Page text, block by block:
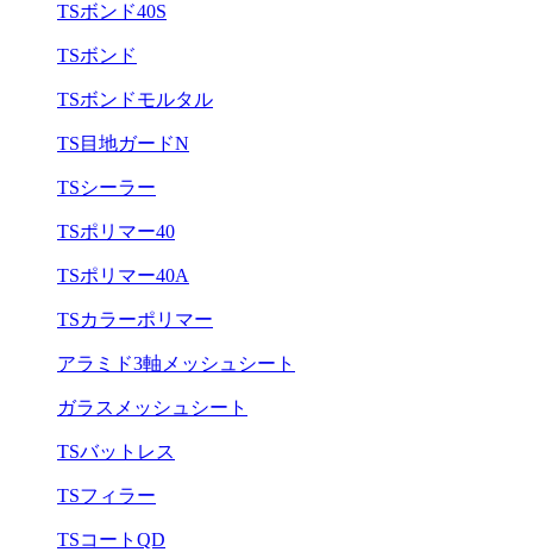
TSボンド40S
TSボンド
TSボンドモルタル
TS目地ガードN
TSシーラー
TSポリマー40
TSポリマー40A
TSカラーポリマー
アラミド3軸メッシュシート
ガラスメッシュシート
TSバットレス
TSフィラー
TSコートQD